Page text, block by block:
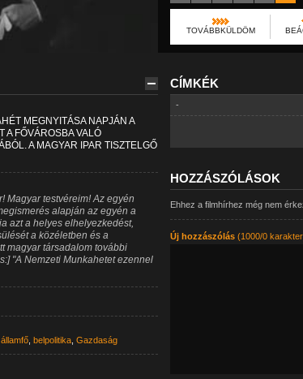
TOVÁBBKÜLDÖM
MEGNYITÁSA NAPJÁN A
A FŐVÁROSBA VALÓ
A MAGYAR IPAR TISZTELGŐ
Magyar testvéreim! Az egyén
alapján az egyén a
azt a helyes elhelyezkedést,
a közéletben és a
magyar társadalom további
"A Nemzeti Munkahetet ezennel
államfő, belpolitika, Gazdaság
CÍMKÉK
-
HOZZÁSZÓLÁSOK
Ehhez a filmhírhez még nem
Új hozzászólás(1000/0